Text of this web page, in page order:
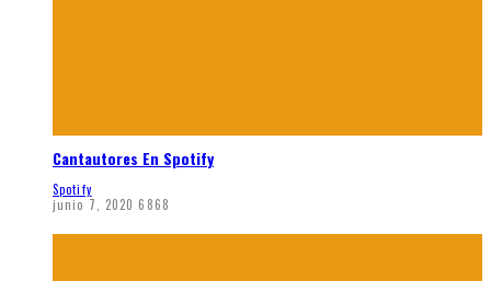
Cantautores En Spotify
Spotify
junio 7, 2020 6868